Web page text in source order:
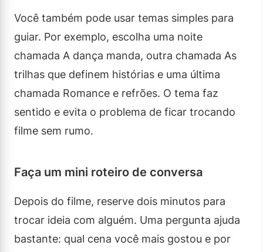
Você também pode usar temas simples para
guiar. Por exemplo, escolha uma noite
chamada A dança manda, outra chamada As
trilhas que definem histórias e uma última
chamada Romance e refrões. O tema faz
sentido e evita o problema de ficar trocando
filme sem rumo.
Faça um mini roteiro de conversa
Depois do filme, reserve dois minutos para
trocar ideia com alguém. Uma pergunta ajuda
bastante: qual cena você mais gostou e por